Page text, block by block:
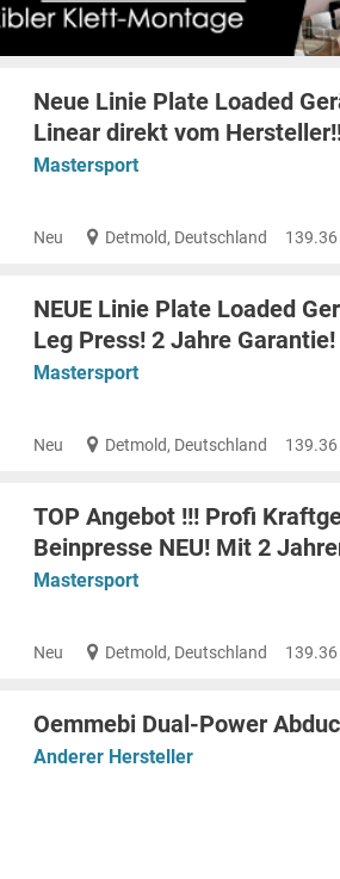
Neue Linie Plate Loaded
Linear direkt vom
Mastersport
Neu Detmold, Deutschland
NEUE Linie Plate Loaded
Leg Press! 2 Jahre
Mastersport
Neu Detmold, Deutschland
TOP Angebot !!! Profi
Beinpresse NEU! Mit 2
Mastersport
Neu Detmold, Deutschland
Oemmebi Dual-Power
Anderer Hersteller